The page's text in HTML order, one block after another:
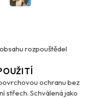
rozpouštědel
ochranu bez
střech. Schválená jako